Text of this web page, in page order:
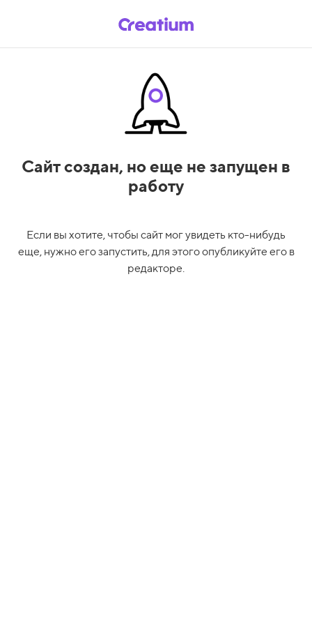
Сайт создан, но еще не запущен в
работу
Если вы хотите, чтобы сайт мог увидеть кто-нибудь
еще, нужно его запустить, для этого опубликуйте его в
редакторе.